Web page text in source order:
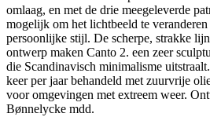
omlaag, en met de drie meegeleverde
mogelijk om het lichtbeeld te
persoonlijke stijl. De scherpe, strakke
ontwerp maken Canto 2. een zeer
die Scandinavisch minimalisme
keer per jaar behandeld met zuurvrije
voor omgevingen met extreem weer.
Bønnelycke mdd.